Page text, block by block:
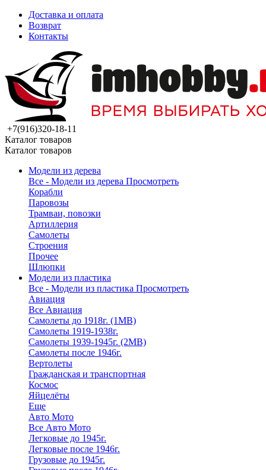
Доставка и оплата
Возврат
Контакты
+7(916)320-18-11
Каталог товаров
Каталог товаров
Модели из дерева
Все - Модели из дерева Просмотреть
Корабли
Паровозы
Трамваи, повозки
Артиллерия
Самолеты
Строения
Прочее
Шлюпки
Модели из пластика
Все - Модели из пластика Просмотреть
Авиация
Все Авиация
Самолеты до 1918г. (1МВ)
Самолеты 1919-1938г.
Самолеты 1939-1945г. (2МВ)
Самолеты после 1946г.
Вертолеты
Гражданская и транспортная
Космос
Яйцелёты
Еще
Авто Мото
Все Авто Мото
Легковые до 1945г.
Легковые после 1946г.
Грузовые до 1945г.